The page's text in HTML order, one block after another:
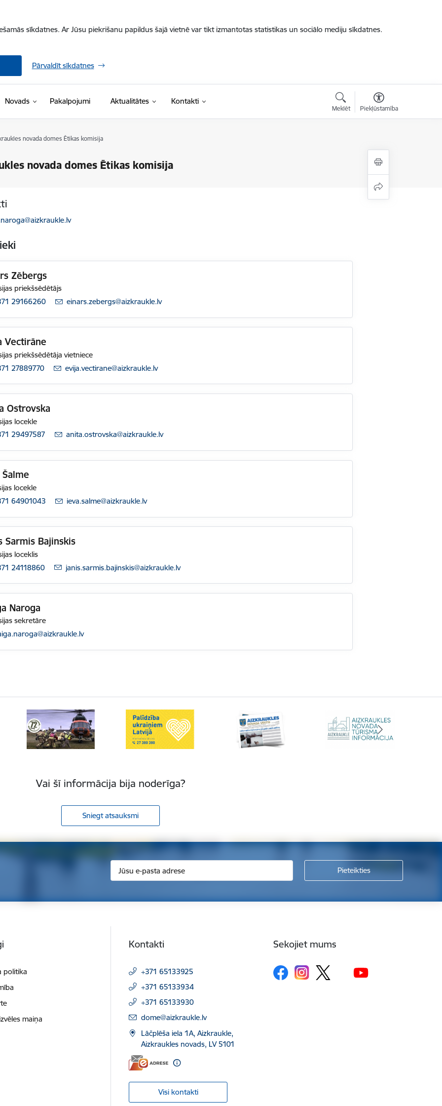
sīkdatnes. Ar Jūsu piekrišanu papildus šajā vietnē var tikt izmantotas statistikas un sociālo mediju sīkdatnes.
Pārvaldīt sīkdatnes
Novads Pakalpojumi Aktualitātes Kontakti
Meklēt Piekļūstamība
novada domes Ētikas komisija
novada domes Ētikas komisija
Zēbergs
priekšsēdētājs
29166260
E-pasts:
einars.zebergs@aizkraukle.lv
Vectirāne
priekšsēdētāja vietniece
27889770
E-pasts:
evija.vectirane@aizkraukle.lv
Ostrovska
locekle
29497587
E-pasts:
anita.ostrovska@aizkraukle.lv
locekle
64901043
E-pasts:
ieva.salme@aizkraukle.lv
Sarmis Bajinskis
loceklis
24118860
E-pasts:
janis.sarmis.bajinskis@aizkraukle.lv
Naroga
sekretāre
Vai šī informācija bija noderīga?
Sniegt atsauksmi
politika
maiņa
Kontakti
+371 65133925
+371 65133934
+371 65133930
E-pasts:
dome@aizkraukle.lv
Lāčplēša iela 1A, Aizkraukle,
Aizkraukles novads, LV 5101
Visi kontakti
Sekojiet mums